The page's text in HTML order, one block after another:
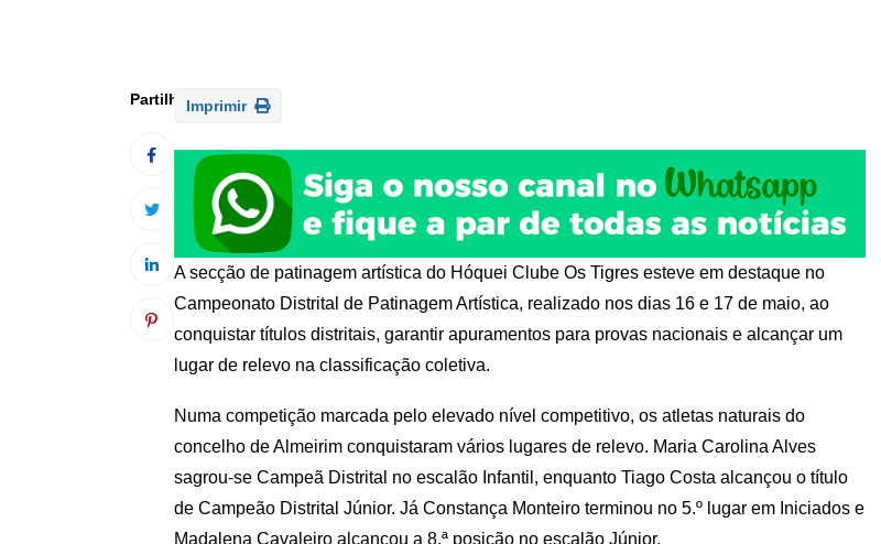
Imprimir
A secção de patinagem artística do Hóquei Clube Os Tigres esteve em destaque no
Campeonato Distrital de Patinagem Artística, realizado nos dias 16 e 17 de maio, ao
conquistar títulos distritais, garantir apuramentos para provas nacionais e alcançar um
lugar de relevo na classificação coletiva.
Numa competição marcada pelo elevado nível competitivo, os atletas naturais do
concelho de Almeirim conquistaram vários lugares de relevo. Maria Carolina Alves
sagrou-se Campeã Distrital no escalão Infantil, enquanto Tiago Costa alcançou o título
de Campeão Distrital Júnior. Já Constança Monteiro terminou no 5.º lugar em Iniciados e
Madalena Cavaleiro alcançou a 8.ª posição no escalão Júnior.